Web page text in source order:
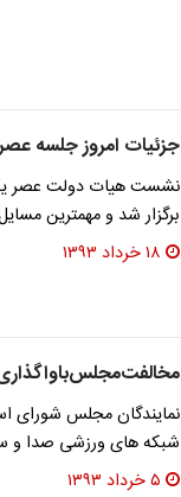
جزئیات امروز جلسه
نشست هیات دولت عصر
برگزار شد و مهمترین
۱۸ خرداد ۱۳۹۳
نمایندگان مجلس شورای
شبکه های ورزشی صدا و
۵ خرداد ۱۳۹۳